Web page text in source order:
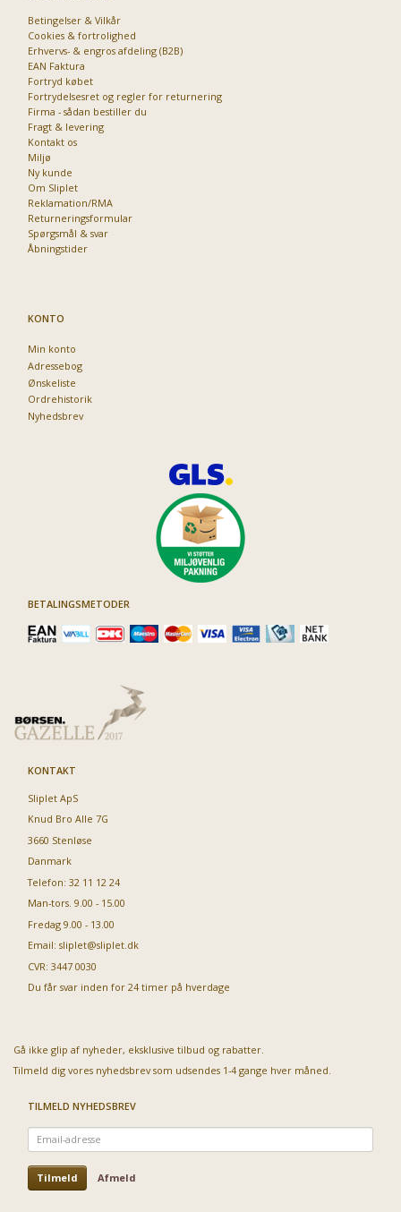
Betingelser & Vilkår
Cookies & fortrolighed
Erhvervs- & engros afdeling (B2B)
EAN Faktura
Fortryd købet
Fortrydelsesret og regler for returnering
Firma - sådan bestiller du
Fragt & levering
Kontakt os
Miljø
Ny kunde
Om Sliplet
Reklamation/RMA
Returneringsformular
Spørgsmål & svar
Åbningstider
KONTO
Min konto
Adressebog
Ønskeliste
Ordrehistorik
Nyhedsbrev
BETALINGSMETODER
KONTAKT
Sliplet ApS
Knud Bro Alle 7G
3660 Stenløse
Danmark
Telefon: 32 11 12 24
Man-tors. 9.00 - 15.00
Fredag 9.00 - 13.00
Email: sliplet@sliplet.dk
CVR: 3447 0030
Du får svar inden for 24 timer på hverdage
Gå ikke glip af nyheder, eksklusive tilbud og rabatter.
Tilmeld dig vores nyhedsbrev som udsendes 1-4 gange hver måned.
TILMELD NYHEDSBREV
Email-
adresse
Tilmeld Afmeld
Priser fra kun 29,95